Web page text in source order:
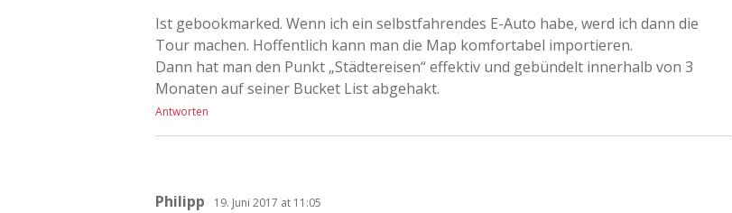
Ist gebookmarked. Wenn ich ein selbstfahrendes E-Auto habe, werd ich dann die
Tour machen. Hoffentlich kann man die Map komfortabel importieren.
Dann hat man den Punkt „Städtereisen“ effektiv und gebündelt innerhalb von 3
Monaten auf seiner Bucket List abgehakt.
Antworten
Philipp 19. Juni 2017 at 11:05